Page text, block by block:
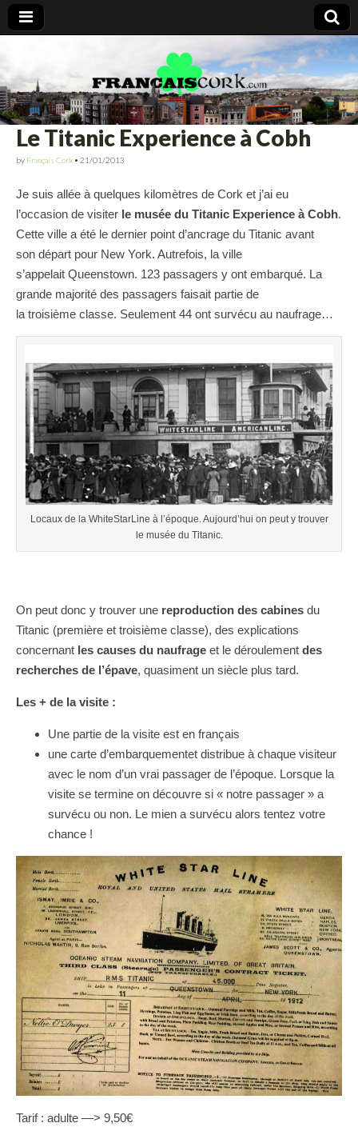
Francais Cork
Le Titanic Experience à Cobh
by Français Cork • 21/01/2013
Je suis allée à quelques kilomètres de Cork et j’ai eu
l’occasion de visiter le musée du Titanic Experience à Cobh.
Cette ville a été le dernier point d’ancrage du Titanic avant
son départ pour New York. Autrefois, la ville
s’appelait Queenstown. 123 passagers y ont embarqué. La
grande majorité des passagers faisait partie de
la troisième classe. Seulement 44 ont survécu au naufrage…
Locaux de la WhiteStarLine à l’époque. Aujourd’hui on peut y trouver
le musée du Titanic.
On peut donc y trouver une reproduction des cabines du
Titanic (première et troisième classe), des explications
concernant les causes du naufrage et le déroulement des
recherches de l’épave, quasiment un siècle plus tard.
Les + de la visite :
Une partie de la visite est en français
une carte d’embarquementet distribue à chaque visiteur
avec le nom d’un vrai passager de l’époque. Lorsque la
visite se termine on découvre si « notre passager » a
survécu ou non. Le mien a survécu alors tentez votre
chance !
Tarif : adulte —> 9,50€